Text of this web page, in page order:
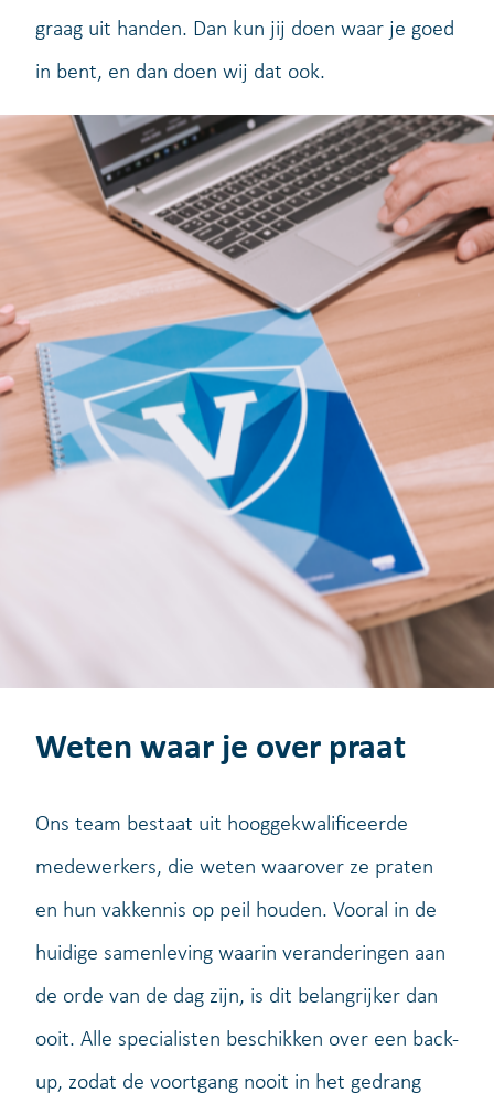
graag uit handen. Dan kun jij doen waar je goed
in bent, en dan doen wij dat ook.
Weten waar je over praat
Ons team bestaat uit hooggekwalificeerde
medewerkers, die weten waarover ze praten
en hun vakkennis op peil houden. Vooral in de
huidige samenleving waarin veranderingen aan
de orde van de dag zijn, is dit belangrijker dan
ooit. Alle specialisten beschikken over een back-
up, zodat de voortgang nooit in het gedrang